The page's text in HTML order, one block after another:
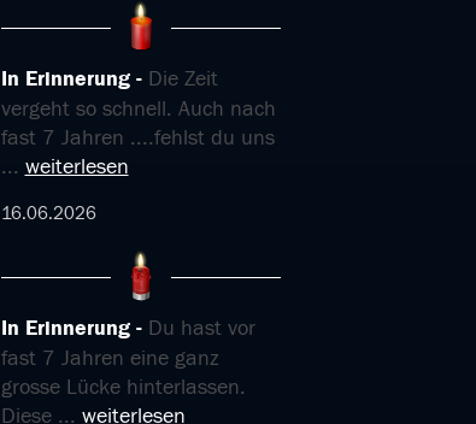
In Erinnerung
Die Zeit
vergeht so schnell. Auch nach
fast 7 Jahren ....fehlst du uns
... weiterlesen
16.06.2026
In Erinnerung
Du hast vor
fast 7 Jahren eine ganz
grosse Lücke hinterlassen.
Diese ... weiterlesen